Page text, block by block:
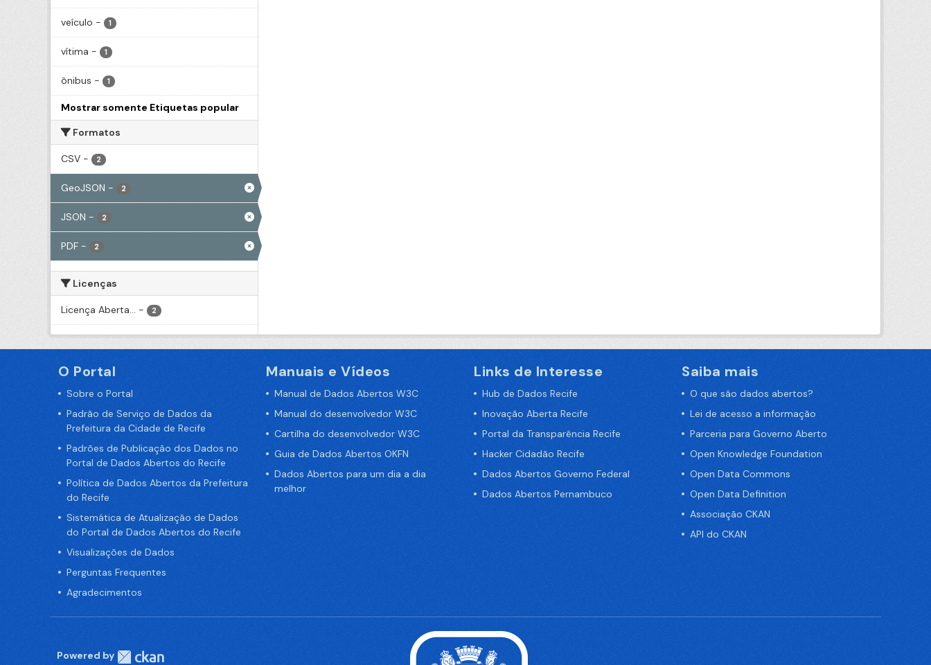
veículo - 1
vítima - 1
ônibus - 1
Mostrar somente Etiquetas popular
Formatos
CSV - 2
GeoJSON - 2
JSON - 2
PDF - 2
Licenças
Licença Aberta... - 2
O Portal
Sobre o Portal
Padrão de Serviço de Dados da
Prefeitura da Cidade de Recife
Padrões de Publicação dos Dados no
Portal de Dados Abertos do Recife
Política de Dados Abertos da Prefeitura
do Recife
Sistemática de Atualização de Dados
do Portal de Dados Abertos do Recife
Visualizações de Dados
Perguntas Frequentes
Agradecimentos
Manuais e Vídeos
Manual de Dados Abertos W3C
Manual do desenvolvedor W3C
Cartilha do desenvolvedor W3C
Guia de Dados Abertos OKFN
Dados Abertos para um dia a dia
melhor
Links de Interesse
Hub de Dados Recife
Inovação Aberta Recife
Portal da Transparência Recife
Hacker Cidadão Recife
Dados Abertos Governo Federal
Dados Abertos Pernambuco
Saiba mais
O que são dados abertos?
Lei de acesso a informação
Parceria para Governo Aberto
Open Knowledge Foundation
Open Data Commons
Open Data Definition
Associação CKAN
API do CKAN
Powered by